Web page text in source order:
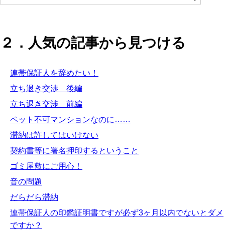
２．人気の記事から見つける
連帯保証人を辞めたい！
立ち退き交渉 後編
立ち退き交渉 前編
ペット不可マンションなのに……
滞納は許してはいけない
契約書等に署名押印するということ
ゴミ屋敷にご用心！
音の問題
だらだら滞納
連帯保証人の印鑑証明書ですが必ず3ヶ月以内でないとダメ
ですか？